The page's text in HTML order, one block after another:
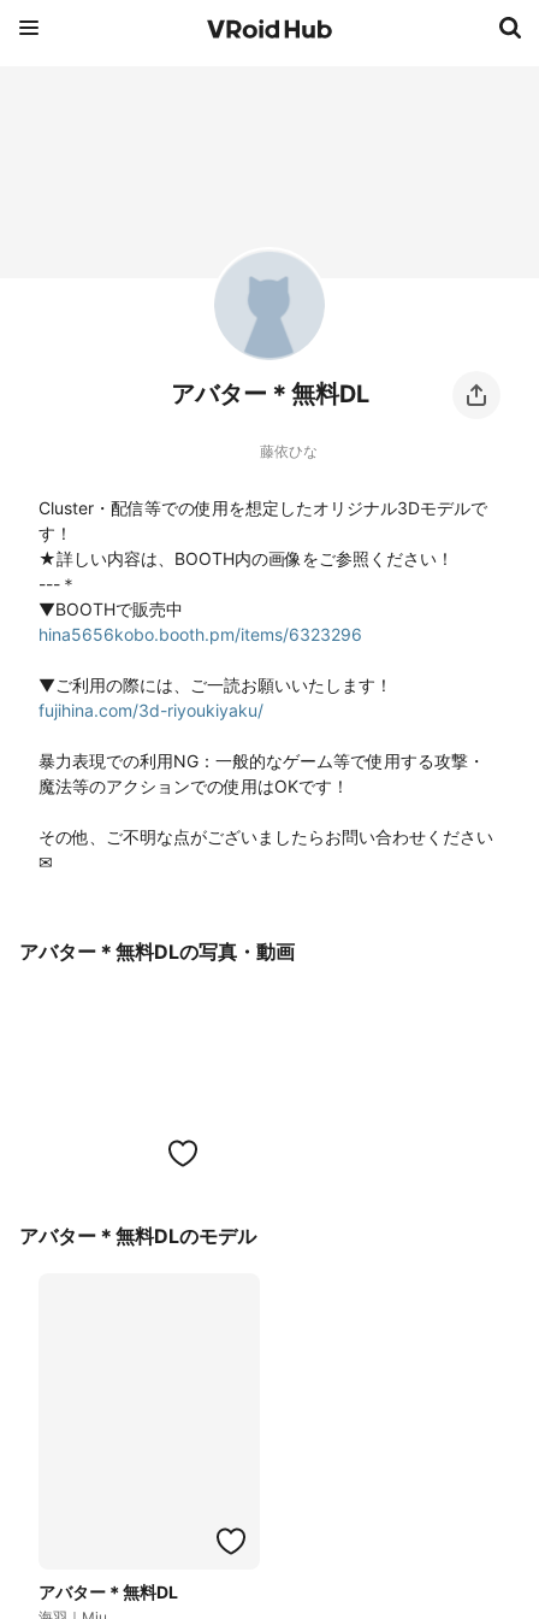
アバター＊無料DL
藤依ひな
Cluster・配信等での使用を想定したオリジナル3Dモデルで
す！
★詳しい内容は、BOOTH内の画像をご参照ください！
---＊
hina5656kobo.booth.pm/items/6323296
fujihina.com/3d-riyoukiyaku/
暴力表現での利用NG：一般的なゲーム等で使用する攻撃・
魔法等のアクションでの使用はOKです！
その他、ご不明な点がございましたらお問い合わせください
✉
アバター＊無料DLの写真・動画
アバター＊無料DLのモデル
アバター＊無料DL